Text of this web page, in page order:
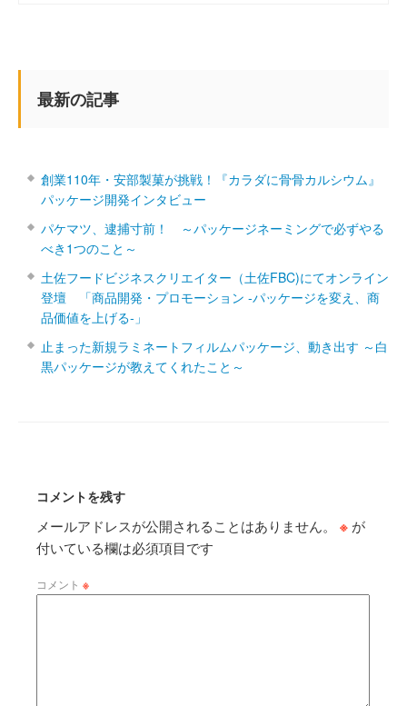
最新の記事
創業110年・安部製菓が挑戦！『カラダに骨骨カルシウム』
パッケージ開発インタビュー
パケマツ、逮捕寸前！ ～パッケージネーミングで必ずやる
べき1つのこと～
土佐フードビジネスクリエイター（土佐FBC)にてオンライン
登壇 「商品開発・プロモーション ‐パッケージを変え、商
品価値を上げる‐」
止まった新規ラミネートフィルムパッケージ、動き出す ～白
黒パッケージが教えてくれたこと～
コメントを残す
メールアドレスが公開されることはありません。 ※ が
付いている欄は必須項目です
コメント ※